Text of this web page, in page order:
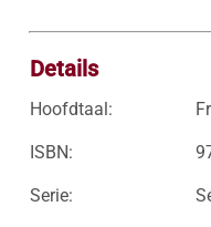
Details
Hoofdtaal:
ISBN:
Serie: